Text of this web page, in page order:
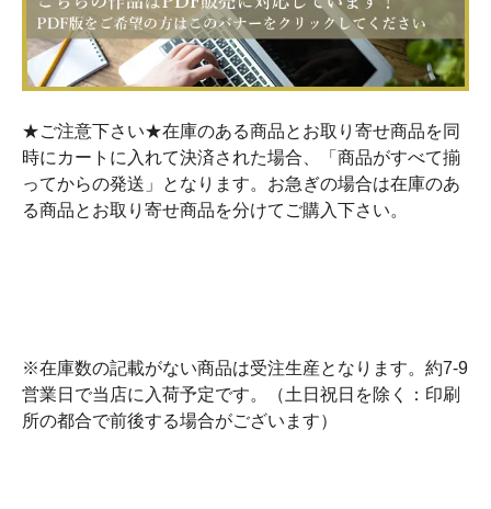
★ご注意下さい★在庫のある商品とお取り寄せ商品を同
時にカートに入れて決済された場合、「商品がすべて揃
ってからの発送」となります。お急ぎの場合は在庫のあ
る商品とお取り寄せ商品を分けてご購入下さい。
※在庫数の記載がない商品は受注生産となります。約7-9
営業日で当店に入荷予定です。（土日祝日を除く：印刷
所の都合で前後する場合がございます）